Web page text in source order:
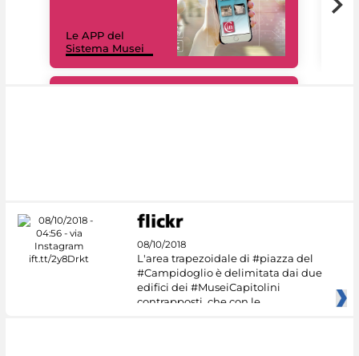
Le APP del
Sistema Musei
08/10/2018
L'area trapezoidale di #piazza del
#Campidoglio è delimitata dai due
edifici dei #MuseiCapitolini
contrapposti, che con le